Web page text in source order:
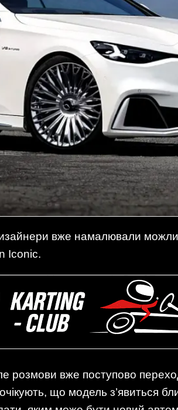
вже намалювали
Iconic.
розмови вже поступово
що модель з’явиться